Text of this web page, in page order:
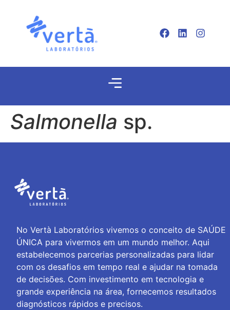
Salmonella sp.
No Vertà Laboratórios vivemos o conceito de SAÚDE
ÚNICA para vivermos em um mundo melhor. Aqui
estabelecemos parcerias personalizadas para lidar
com os desafios em tempo real e ajudar na tomada
de decisões. Com investimento em tecnologia e
grande experiência na área, fornecemos resultados
diagnósticos rápidos e precisos.